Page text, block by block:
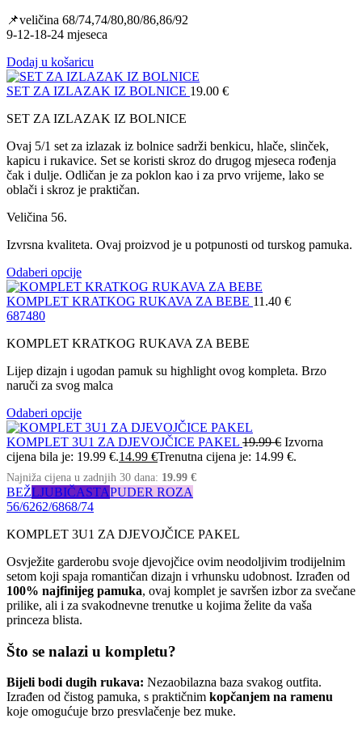
📌veličina 68/74,74/80,80/86,86/92
9-12-18-24 mjeseca
Dodaj u košaricu
SET ZA IZLAZAK IZ BOLNICE 19.00 €
SET ZA IZLAZAK IZ BOLNICE
Ovaj 5/1 set za izlazak iz bolnice sadrži benkicu, hlače, slinček,
kapicu i rukavice. Set se koristi skroz do drugog mjeseca rođenja
čak i dulje. Odličan je za poklon kao i za prvo vrijeme, lako se
oblači i skroz je praktičan.
Veličina 56.
Izvrsna kvaliteta. Ovaj proizvod je u potpunosti od turskog pamuka.
Odaberi opcije
KOMPLET KRATKOG RUKAVA ZA BEBE 11.40 €
687480
KOMPLET KRATKOG RUKAVA ZA BEBE
Lijep dizajn i ugodan pamuk su highlight ovog kompleta. Brzo
naruči za svog malca
Odaberi opcije
KOMPLET 3U1 ZA DJEVOJČICE PAKEL 19.99€ Izvorna
cijena bila je: 19.99 €.14.99 €Trenutna cijena je: 14.99 €.
Najniža cijena u zadnjih 30 dana: 19.99 €
BEŽLJUBIČASTAPUDER ROZA
56/6262/6868/74
KOMPLET 3U1 ZA DJEVOJČICE PAKEL
Osvježite garderobu svoje djevojčice ovim neodoljivim trodijelnim
setom koji spaja romantičan dizajn i vrhunsku udobnost. Izrađen od
100% najfinijeg pamuka, ovaj komplet je savršen izbor za svečane
prilike, ali i za svakodnevne trenutke u kojima želite da vaša
princeza blista.
Što se nalazi u kompletu?
Bijeli bodi dugih rukava: Nezaobilazna baza svakog outfita.
Izrađen od čistog pamuka, s praktičnim kopčanjem na ramenu
koje omogućuje brzo presvlačenje bez muke.